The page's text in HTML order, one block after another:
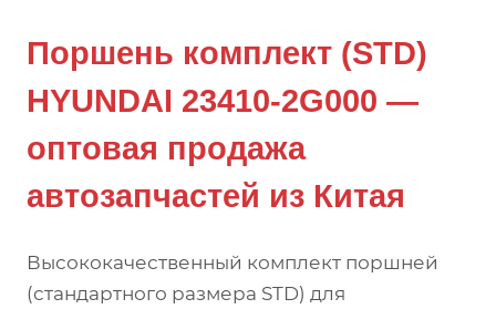
Поршень комплект (STD)
HYUNDAI 23410-2G000 —
оптовая продажа
автозапчастей из Китая
Высококачественный комплект поршней
(стандартного размера STD) для